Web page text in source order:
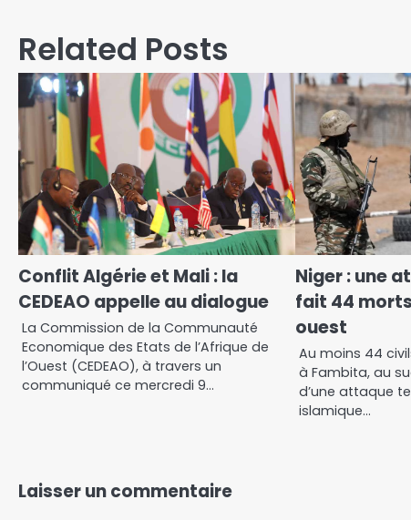
Related Posts
Conflit Algérie et Mali : la
CEDEAO appelle au dialogue
La Commission de la Communauté
Economique des Etats de l’Afrique de
l’Ouest (CEDEAO), à travers un
communiqué ce mercredi 9…
Niger : une
fait 44
ouest
Au moins 44
à Fambita, au
d’une attaque
islamique…
Laisser un commentaire